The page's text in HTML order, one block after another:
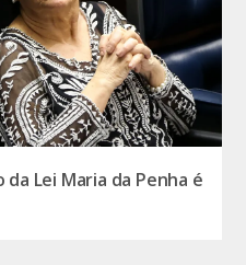
Lei Maria da Penha é